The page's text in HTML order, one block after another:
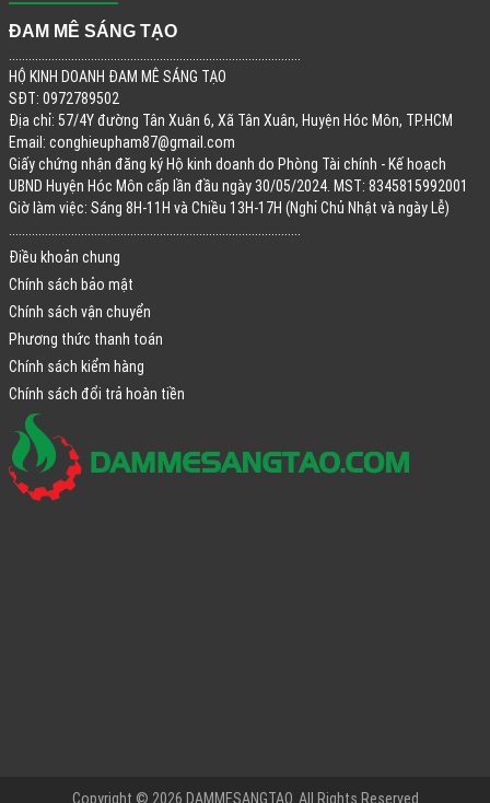
ĐAM MÊ SÁNG TẠO
HỘ KINH DOANH ĐAM MÊ SÁNG TẠO
SĐT: 0972789502
Địa chỉ: 57/4Y đường Tân Xuân 6, Xã Tân Xuân, Huyện Hóc Môn, TP.HCM
Email: conghieupham87@gmail.com
Giấy chứng nhận đăng ký Hộ kinh doanh do Phòng Tài chính - Kế hoạch
UBND Huyện Hóc Môn cấp lần đầu ngày 30/05/2024. MST: 8345815992001
Giờ làm việc: Sáng 8H-11H và Chiều 13H-17H (Nghỉ Chủ Nhật và ngày Lễ)
Điều khoản chung
Chính sách bảo mật
Chính sách vận chuyển
Phương thức thanh toán
Chính sách kiểm hàng
Chính sách đổi trả hoàn tiền
Copyright © 2026 DAMMESANGTAO. All Rights Reserved